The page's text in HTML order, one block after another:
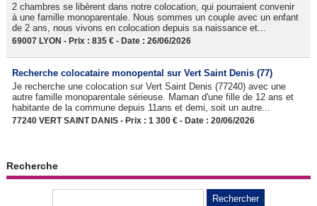
2 chambres se libèrent dans notre colocation, qui pourraient convenir
à une famille monoparentale. Nous sommes un couple avec un enfant
de 2 ans, nous vivons en colocation depuis sa naissance et...
69007 LYON - Prix : 835 € - Date : 26/06/2026
Recherche colocataire monopental sur Vert Saint Denis (77)
Je recherche une colocation sur Vert Saint Denis (77240) avec une
autre famille monoparentale sérieuse. Maman d'une fille de 12 ans et
habitante de la commune depuis 11ans et demi, soit un autre...
77240 VERT SAINT DANIS - Prix : 1 300 € - Date : 20/06/2026
Recherche